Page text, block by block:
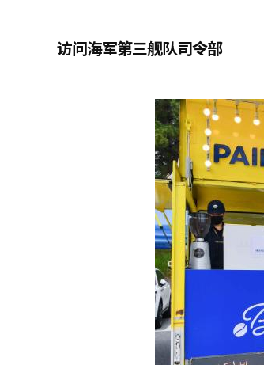
访问海军第三舰队司令部